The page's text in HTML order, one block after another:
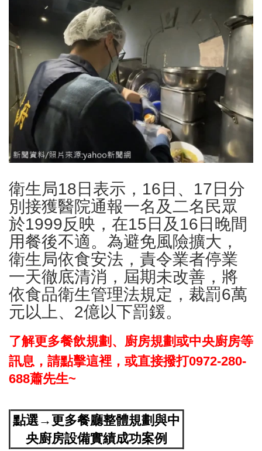
衛生局18日表示，16日、17日分
別接獲醫院通報一名及二名民眾
於1999反映，在15日及16日晚間
用餐後不適。為避免風險擴大，
衛生局依食安法，責令業者停業
一天徹底清消，屆期未改善，將
依食品衛生管理法規定，裁罰6萬
元以上、2億以下罰鍰。
了解更多餐飲規劃、廚房規劃或中央廚房等
訊息，請點擊這裡，或直接撥打0972-280-
688蕭先生~
點選→更多餐廳整體規劃與中
央廚房設備實績成功案例